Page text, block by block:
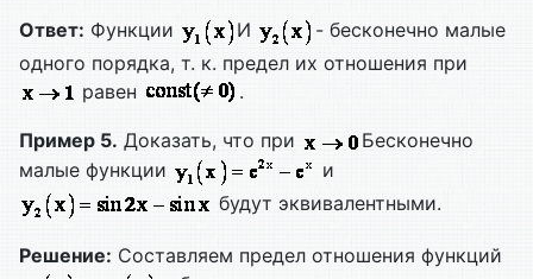
Ответ: Функции И
- бесконечно малые
одного порядка, т. к. предел их отношения при
равен
.
Пример 5. Доказать, что при
Бесконечно
малые функции
и
будут эквивалентными.
Решение: Составляем предел отношения функций